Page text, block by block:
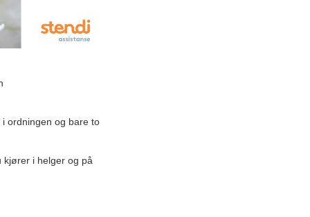
ordningen og bare to
i helger og på